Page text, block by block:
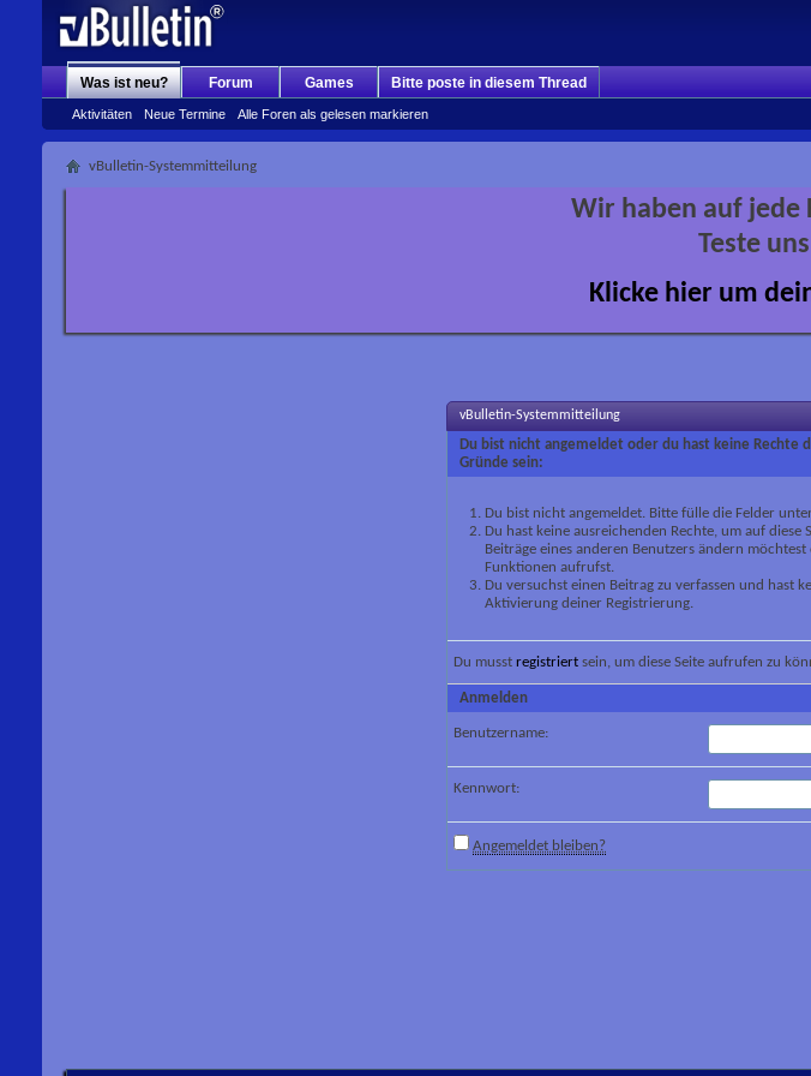
Was ist neu?
Aktivitäten Neue Termine Alle Foren als gelesen markieren
Forum Games Bitte poste in diesem Thread
vBulletin-Systemmitteilung
Wir haben auf jede
Teste
Klicke hier um
vBulletin-Systemmitteilung
Du bist nicht angemeldet oder du hast keine
Gründe sein:
Du bist nicht angemeldet. Bitte fülle die Felder
Du hast keine ausreichenden Rechte, um auf diese
Beiträge eines anderen Benutzers ändern
Funktionen aufrufst.
Du versuchst einen Beitrag zu verfassen und hast
Aktivierung deiner Registrierung.
Du musst registriert sein, um diese Seite aufrufen zu
Anmelden
Benutzername:
Kennwort:
Angemeldet bleiben?